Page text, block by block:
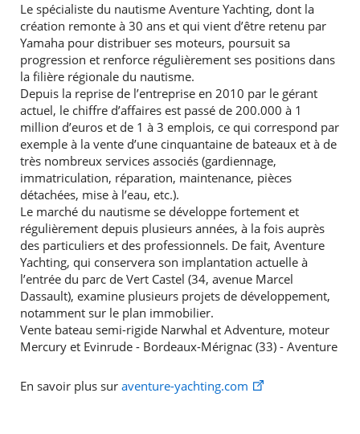
Le spécialiste du nautisme Aventure Yachting, dont la
création remonte à 30 ans et qui vient d’être retenu par
Yamaha pour distribuer ses moteurs, poursuit sa
progression et renforce régulièrement ses positions dans
la filière régionale du nautisme.
Depuis la reprise de l’entreprise en 2010 par le gérant
actuel, le chiffre d’affaires est passé de 200.000 à 1
million d’euros et de 1 à 3 emplois, ce qui correspond par
exemple à la vente d’une cinquantaine de bateaux et à de
très nombreux services associés (gardiennage,
immatriculation, réparation, maintenance, pièces
détachées, mise à l’eau, etc.).
Le marché du nautisme se développe fortement et
régulièrement depuis plusieurs années, à la fois auprès
des particuliers et des professionnels. De fait, Aventure
Yachting, qui conservera son implantation actuelle à
l’entrée du parc de Vert Castel (34, avenue Marcel
Dassault), examine plusieurs projets de développement,
notamment sur le plan immobilier.
Vente bateau semi-rigide Narwhal et Adventure, moteur
Mercury et Evinrude - Bordeaux-Mérignac (33) - Aventure
En savoir plus suraventure-yachting.com